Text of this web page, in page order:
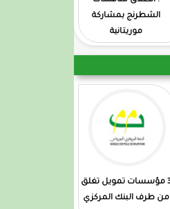
الشطرنج بمشاركة
موريتانية
3 مؤسسات تمويل تغلق
من طرف البنك المركزي